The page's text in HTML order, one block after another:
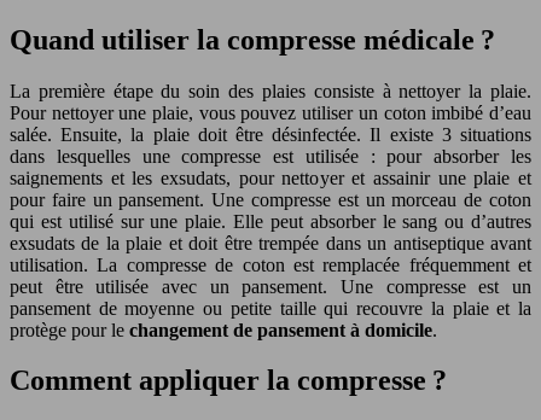
Quand utiliser la compresse médicale ?
La première étape du soin des plaies consiste à nettoyer la plaie.
Pour nettoyer une plaie, vous pouvez utiliser un coton imbibé d’eau
salée. Ensuite, la plaie doit être désinfectée. Il existe 3 situations
dans lesquelles une compresse est utilisée : pour absorber les
saignements et les exsudats, pour nettoyer et assainir une plaie et
pour faire un pansement. Une compresse est un morceau de coton
qui est utilisé sur une plaie. Elle peut absorber le sang ou d’autres
exsudats de la plaie et doit être trempée dans un antiseptique avant
utilisation. La compresse de coton est remplacée fréquemment et
peut être utilisée avec un pansement. Une compresse est un
pansement de moyenne ou petite taille qui recouvre la plaie et la
protège pour le changement de pansement à domicile.
Comment appliquer la compresse ?